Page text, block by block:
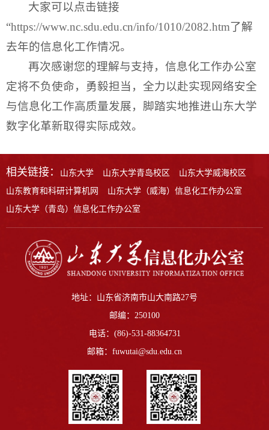
大家可以点击链接
“https://www.nc.sdu.edu.cn/info/1010/2082.htm了解
去年的信息化工作情况。
再次感谢您的理解与支持，信息化工作办公室
定将不负使命，勇毅担当，全力以赴实现网络安全
与信息化工作高质量发展，脚踏实地推进山东大学
数字化革新取得实际成效。
相关链接： 山东大学 山东大学青岛校区
山东大学威海校区
山东教育和科研计算机网
山东大学（威海）信息化工作办公室
山东大学（青岛）信息化工作办公室
地址：山东省济南市山大南路27号
邮编：250100
电话：(86)-531-88364731
邮箱：fuwutai@sdu.edu.cn